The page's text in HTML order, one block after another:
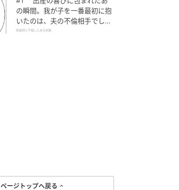
の瞬間。我が子を一番最初に抱
いたのは、夫の不倫相手でし
た。
助産師と不倫した夫の末路
ページトップへ戻る